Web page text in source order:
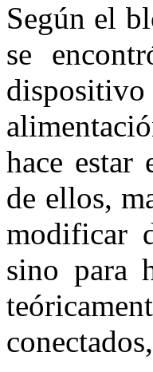
Según el
se
dispositivo
hace estar
de ellos,
modificar
sino para